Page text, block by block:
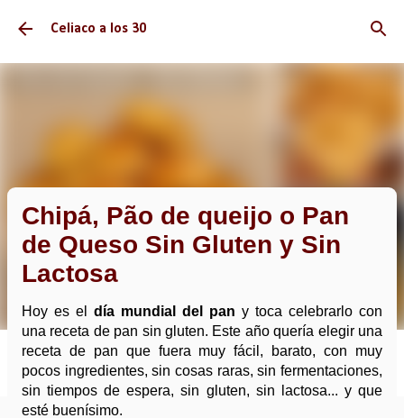
Ir al contenido principal
Celiaco a los 30
Chipá, Pão de queijo o Pan
de Queso Sin Gluten y Sin
Lactosa
Hoy es el día mundial del pan y toca celebrarlo con
una receta de pan sin gluten. Este año quería elegir una
receta de pan que fuera muy fácil, barato, con muy
pocos ingredientes, sin cosas raras, sin fermentaciones,
sin tiempos de espera, sin gluten, sin lactosa... y que
esté buenísimo.